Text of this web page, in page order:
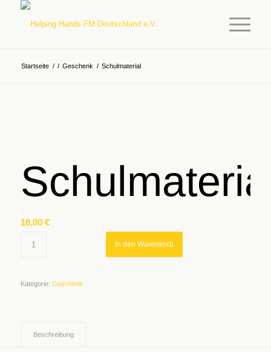
Startseite / / Geschenk / Schulmaterial
18,00 €
In den Warenkorb
Kategorie: Geschenk
Beschreibung